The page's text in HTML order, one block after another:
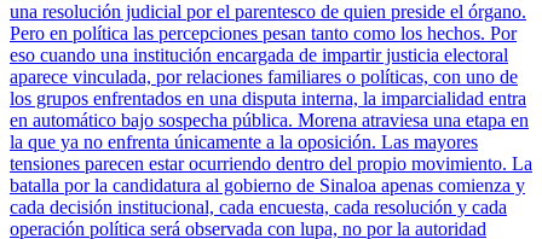
una resolución judicial por el parentesco de quien preside el órgano.
Pero en política las percepciones pesan tanto como los hechos. Por
eso cuando una institución encargada de impartir justicia electoral
aparece vinculada, por relaciones familiares o políticas, con uno de
los grupos enfrentados en una disputa interna, la imparcialidad entra
en automático bajo sospecha pública. Morena atraviesa una etapa en
la que ya no enfrenta únicamente a la oposición. Las mayores
tensiones parecen estar ocurriendo dentro del propio movimiento. La
batalla por la candidatura al gobierno de Sinaloa apenas comienza y
cada decisión institucional, cada encuesta, cada resolución y cada
operación política será observada con lupa, no por la autoridad